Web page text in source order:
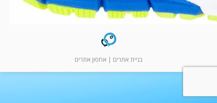
בניית אתרים | אחסון אתרים